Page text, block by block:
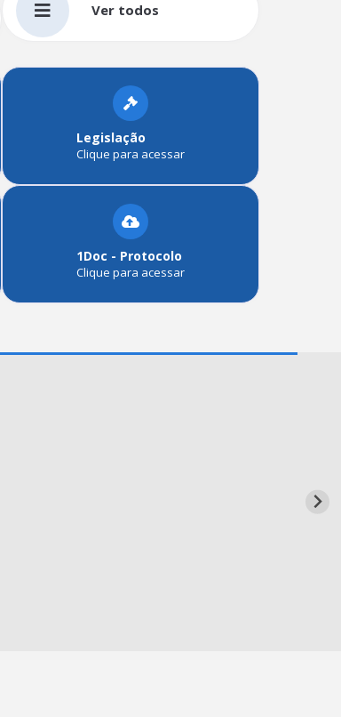
Ver todos
Legislação
Clique para acessar
1Doc - Protocolo
Clique para acessar